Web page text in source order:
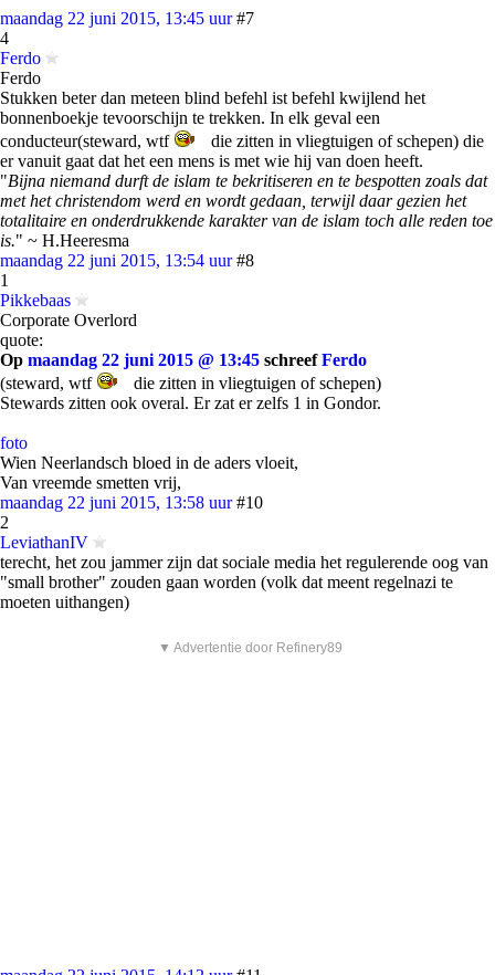
maandag 22 juni 2015, 13:45 uur #7
4
Ferdo
Ferdo
Stukken beter dan meteen blind befehl ist befehl kwijlend het
bonnenboekje tevoorschijn te trekken. In elk geval een
conducteur(steward, wtf
die zitten in vliegtuigen of schepen) die
er vanuit gaat dat het een mens is met wie hij van doen heeft.
"Bijna niemand durft de islam te bekritiseren en te bespotten zoals dat
met het christendom werd en wordt gedaan, terwijl daar gezien het
totalitaire en onderdrukkende karakter van de islam toch alle reden toe
is." ~ H.Heeresma
maandag 22 juni 2015, 13:54 uur #8
1
Pikkebaas
Corporate Overlord
quote:
Op maandag 22 juni 2015 @ 13:45 schreefFerdo
(steward, wtf
die zitten in vliegtuigen of schepen)
Stewards zitten ook overal. Er zat er zelfs 1 in Gondor.
foto
Wien Neerlandsch bloed in de aders vloeit,
Van vreemde smetten vrij,
maandag 22 juni 2015, 13:58 uur #10
2
LeviathanIV
terecht, het zou jammer zijn dat sociale media het regulerende oog van
"small brother" zouden gaan worden (volk dat meent regelnazi te
moeten uithangen)
▼ Advertentie door Refinery89